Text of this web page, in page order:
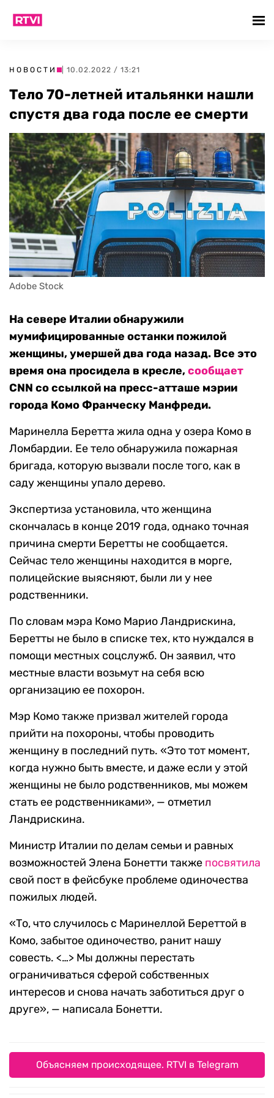
НОВОСТИ | 10.02.2022 / 13:21
Тело 70-летней итальянки нашли
спустя два года после ее смерти
Adobe Stock
На севере Италии обнаружили
мумифицированные останки пожилой
женщины, умершей два года назад. Все это
время она просидела в кресле,сообщает
CNN со ссылкой на пресс-атташе мэрии
города Комо Франческу Манфреди.
Маринелла Беретта жила одна у озера Комо в
Ломбардии. Ее тело обнаружила пожарная
бригада, которую вызвали после того, как в
саду женщины упало дерево.
Экспертиза установила, что женщина
скончалась в конце 2019 года, однако точная
причина смерти Беретты не сообщается.
Сейчас тело женщины находится в морге,
полицейские выясняют, были ли у нее
родственники.
По словам мэра Комо Марио Ландрискина,
Беретты не было в списке тех, кто нуждался в
помощи местных соцслужб. Он заявил, что
местные власти возьмут на себя всю
организацию ее похорон.
Мэр Комо также призвал жителей города
прийти на похороны, чтобы проводить
женщину в последний путь. «Это тот момент,
когда нужно быть вместе, и даже если у этой
женщины не было родственников, мы можем
стать ее родственниками», — отметил
Ландрискина.
Министр Италии по делам семьи и равных
возможностей Элена Бонетти также посвятила
свой пост в фейсбуке проблеме одиночества
пожилых людей.
«То, что случилось с Маринеллой Береттой в
Комо, забытое одиночество, ранит нашу
совесть. <…> Мы должны перестать
ограничиваться сферой собственных
интересов и снова начать заботиться друг о
друге», — написала Бонетти.
Объясняем происходящее. RTVI в Telegram